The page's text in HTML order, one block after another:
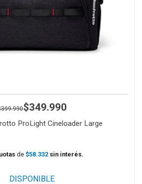
$349.990
ProLight Cineloader Large
de $58.332 sin interés.
DISPONIBLE